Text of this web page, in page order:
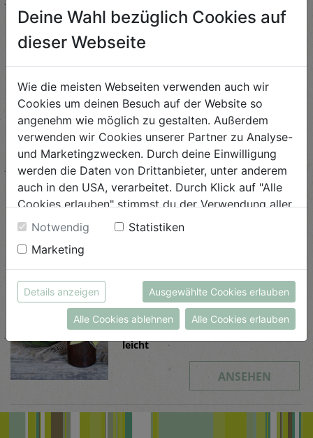
Gebratener Fenchel mit
Honig und Nüssen
Schwierigkeit
ANSEHEN
Eier-Küken
Schwierigkeit
leicht
Eingelegte
Wassermelonenschalen
Schwierigkeit
leicht
ANSEHEN
Deine Wahl bezüglich Cookies auf
dieser Webseite
Wie die meisten Webseiten verwenden auch wir
Cookies um deinen Besuch auf der Website so
angenehm wie möglich zu gestalten. Außerdem
verwenden wir Cookies unserer Partner zu Analyse-
und Marketingzwecken. Durch deine Einwilligung
werden die Daten von Drittanbieter, unter anderem
auch in den USA, verarbeitet. Durch Klick auf "Alle
Cookies erlauben" stimmst du der Verwendung aller
Cookies zu. Unter "Details anzeigen" findest du alle
Infos zu den unterschiedlichen Cookies, du kannst
auch entscheiden, welche Cookies du erlauben
möchtest.
Weitere Informationen findest du in unserer
Datenschutzerklärungbzw. imImpressum
Notwendig
Statistiken
Marketing
Details anzeigen Ausgewählte Cookies erlauben
Alle Cookies ablehnen Alle Cookies erlauben